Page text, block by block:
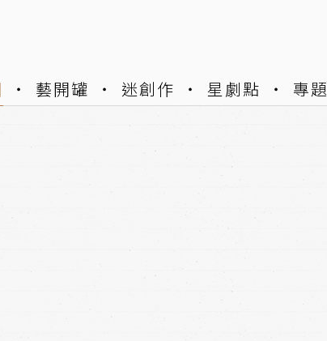
藝開罐 迷創作 星劇點 專題